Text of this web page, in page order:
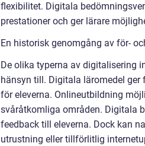
flexibilitet. Digitala
prestationer och ger lärare
En historisk genomgång av för-
De olika typerna av digitalisering
hänsyn till. Digitala läromedel
för eleverna. Onlineutbildning
svåråtkomliga områden. Digitala
feedback till eleverna. Dock kan
utrustning eller tillförlitlig